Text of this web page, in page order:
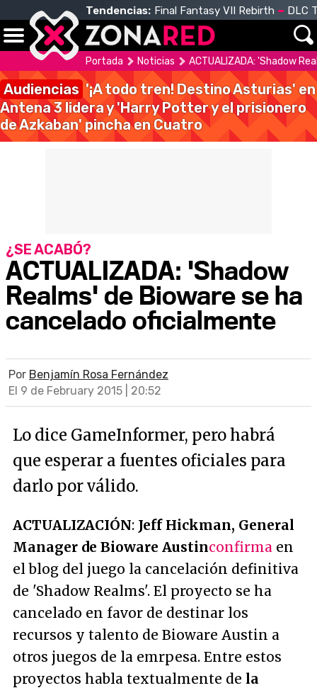
Tendencias: Final Fantasy VII Rebirth DLC
Portada Noticias ACTUALIZADA: 'Shadow
Audiencias '¡A todo tren! Destino Asturias' en
Antena 3 lidera y 'Harry Potter y el prisionero
de Azkaban' pincha en Cuatro
ACTUALIZADA: 'Shadow
Realms' de Bioware se ha
cancelado oficialmente
¿SE ACABÓ?
Por Benjamín Rosa Fernández
El 9 de February 2015 | 20:52
Lo dice GameInformer, pero habrá
que esperar a fuentes oficiales para
darlo por válido.
ACTUALIZACIÓN: Jeff Hickman, General
Manager de Bioware Austinconfirma en
el blog del juego la cancelación definitiva
de 'Shadow Realms'. El proyecto se ha
cancelado en favor de destinar los
recursos y talento de Bioware Austin a
otros juegos de la emrpesa. Entre estos
proyectos habla textualmente de la